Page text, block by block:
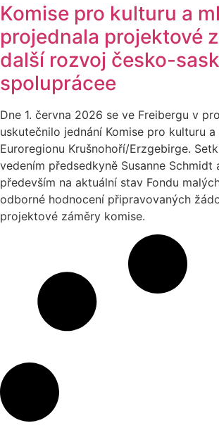
Komise pro kulturu a
projednala projektové
další rozvoj česko-
spoluprácee
Dne 1. června 2026 se ve Freibergu v
uskutečnilo jednání Komise pro kulturu a
Euroregionu Krušnohoří/Erzgebirge.
vedením předsedkyně Susanne Schmidt
především na aktuální stav Fondu
odborné hodnocení připravovaných
projektové záměry komise.